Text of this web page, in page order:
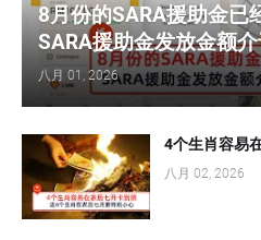
8月份的SARA援助金已
SARA援助金发放金额
八月 01, 2026
4个生肖容易
八月 02, 2026